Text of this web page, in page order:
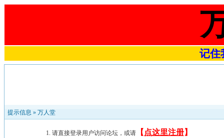
记住
提示信息 » 万人堂
请直接登录用户访问论坛，或请 【 点这里注册】